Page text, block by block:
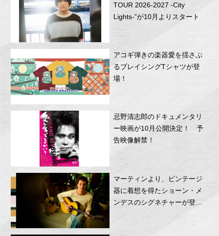
TOUR 2026-2027 -City
Lights-”が10月よりスタート
アコギ弾きの楽器愛を揺さぶ
るブレイシングTシャツが登
場！
忌野清志郎のドキュメンタリ
ー映画が10月公開決定！ 予
告映像解禁！
マーティンより、ビンテージ
器に着想を得たショーン・メ
ンデスのシグネチャーが登